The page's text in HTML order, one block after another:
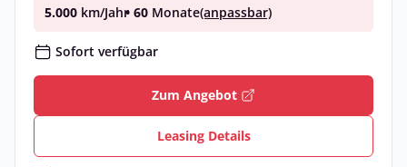
5.000 km/Jahr• 60 Monate(anpassbar)
Sofort verfügbar
Zum Angebot
Leasing Details